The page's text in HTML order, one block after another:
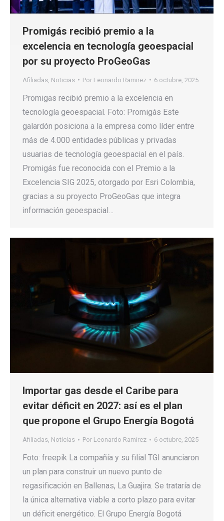
Promigás recibió premio a la
excelencia en tecnología geoespacial
por su proyecto ProGeoGas
Afiliadas Noticias Por Leonardo Ramirez 6 octubre, 2025
Promigas recibió premio a la excelencia en
tecnología geoespacial. Foto: Promigás Este
galardón posiciona a la empresa como líder entre
más de 4.000 entidades públicas y privadas
usuarias de tecnología geoespacial en el país.
Promigás fue reconocida con el Premio a la
Excelencia SIG 2025, otorgado por Esri Colombia,
gracias a su proyecto ProGeoGas que integra
información geoespacial…
Importar gas desde el Caribe para
evitar déficit en 2027: así es el plan
que propone el Grupo Energía Bogotá
Afiliadas, Noticias Por Leonardo Ramirez 6 octubre, 2025
Foto: freepik La compañía y su filial TGI anunciaron
un plan para construir un nuevo punto de
regasificación en Ballenas, La Guajira. Se trataría de
la única alternativa viable a corto plazo para evitar
un déficit energético. El Grupo Energía Bogotá